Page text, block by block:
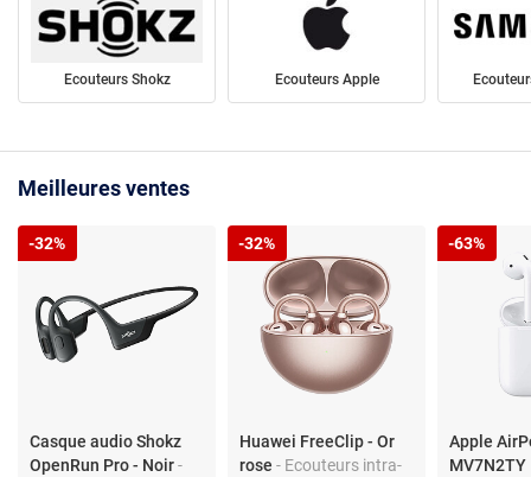
Ecouteurs Shokz Ecouteurs Apple
Meilleures ventes
Casque audio Shokz
OpenRun Pro - Noir-
-32%
Huawei FreeClip - Or
rose- Ecouteurs intra-
-32%
Apple
MV7N2TY
-63%